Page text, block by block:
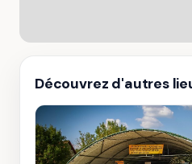
Découvrez d'autres